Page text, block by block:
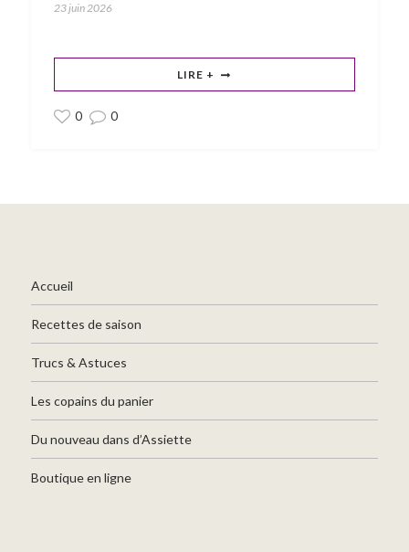
23 juin 2026
LIRE +
0 0
Accueil
Recettes de saison
Trucs & Astuces
Les copains du panier
Du nouveau dans d’Assiette
Boutique en ligne